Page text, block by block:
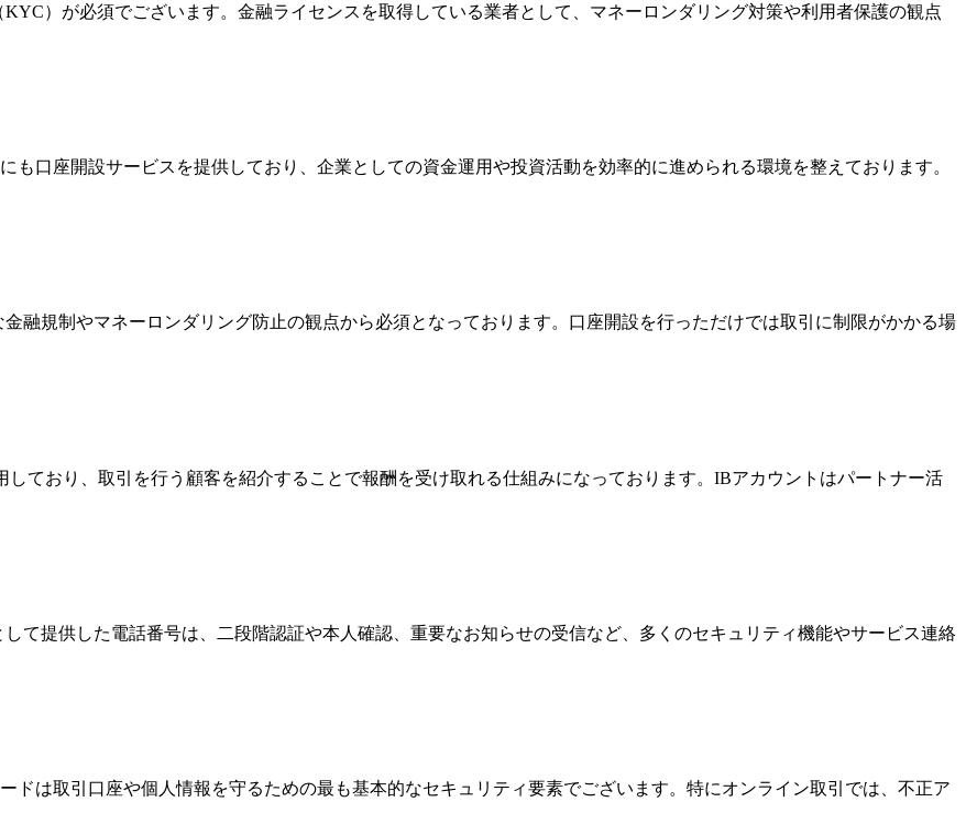
）が必須でございます。金融ライセンスを取得している業者として、マネーロンダリング対策や利用者保護の観点
口座開設サービスを提供しており、企業としての資金運用や投資活動を効率的に進められる環境を整えております。
融規制やマネーロンダリング防止の観点から必須となっております。口座開設を行っただけでは取引に制限がかかる場
しており、取引を行う顧客を紹介することで報酬を受け取れる仕組みになっております。IBアカウントはパートナー活
て提供した電話番号は、二段階認証や本人確認、重要なお知らせの受信など、多くのセキュリティ機能やサービス連絡
ドは取引口座や個人情報を守るための最も基本的なセキュリティ要素でございます。特にオンライン取引では、不正ア